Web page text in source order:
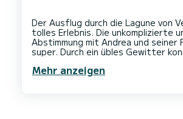
Der Ausflug durch die Lagune von
tolles Erlebnis. Die unkomplizierte
Abstimmung mit Andrea und seiner
super. Durch ein übles Gewitter
Schnell und unbürokratisch haben
Mehr anzeigen